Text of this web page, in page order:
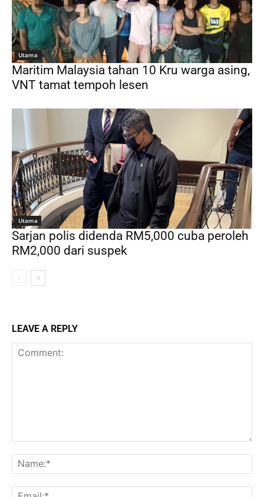
Utama
Maritim Malaysia tahan 10 Kru warga asing,
VNT tamat tempoh lesen
Utama
Sarjan polis didenda RM5,000 cuba peroleh
RM2,000 dari suspek
LEAVE A REPLY